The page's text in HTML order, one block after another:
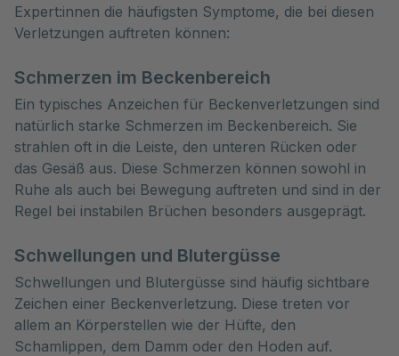
Expert:innen die häufigsten Symptome, die bei diesen
Verletzungen auftreten können:
Schmerzen im Beckenbereich
Ein typisches Anzeichen für Beckenverletzungen sind
natürlich starke Schmerzen im Beckenbereich. Sie
strahlen oft in die Leiste, den unteren Rücken oder
das Gesäß aus. Diese Schmerzen können sowohl in
Ruhe als auch bei Bewegung auftreten und sind in der
Regel bei instabilen Brüchen besonders ausgeprägt.
Schwellungen und Blutergüsse
Schwellungen und Blutergüsse sind häufig sichtbare
Zeichen einer Beckenverletzung. Diese treten vor
allem an Körperstellen wie der Hüfte, den
Schamlippen, dem Damm oder den Hoden auf.